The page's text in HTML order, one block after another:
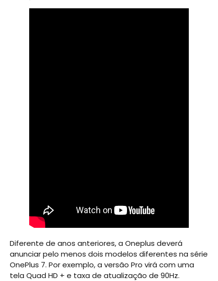
Diferente de anos anteriores, a Oneplus deverá
anunciar pelo menos dois modelos diferentes na série
OnePlus 7. Por exemplo, a versão Pro virá com uma
tela Quad HD + e taxa de atualização de 90Hz.